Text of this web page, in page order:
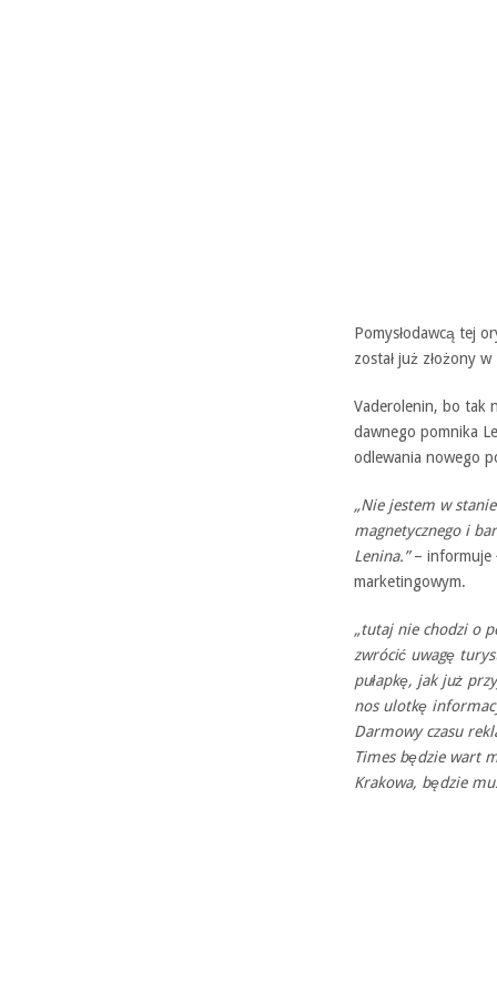
Pomysłodawcą tej
został już złożony
Vaderolenin, bo tak
dawnego pomnika
odlewania nowego
„Nie jestem w
magnetycznego i
Lenina.”– informuje
marketingowym.
„tutaj nie chodzi o
zwrócić uwagę
pułapkę, jak już
nos ulotkę
Darmowy czasu
Times będzie wart
Krakowa, będzie